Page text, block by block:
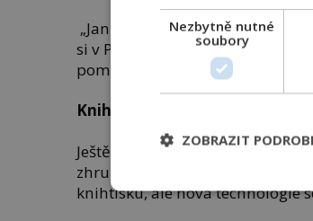
„Jan by se o tom rád
si v Písmu. V této knize si může
poměry Wellman. Proč si
Knihtisk se šíří pomalu
Ještě na počátku 16. století je
zhruba padesát let před
knihtisku, ale nová technologie
Nezbytně nutné
soubory
ZOBRAZIT